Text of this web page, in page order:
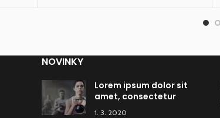
NOVINKY
Lorem ipsum dolor sit
amet, consectetur
1. 3. 2020